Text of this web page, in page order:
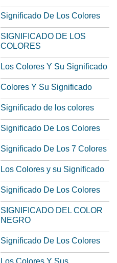
Significado De Los Colores
SIGNIFICADO DE LOS
COLORES
Los Colores Y Su Significado
Colores Y Su Significado
Significado de los colores
Significado De Los Colores
Significado De Los 7 Colores
Los Colores y su Significado
Significado De Los Colores
SIGNIFICADO DEL COLOR
NEGRO
Significado De Los Colores
Los Colores Y Sus